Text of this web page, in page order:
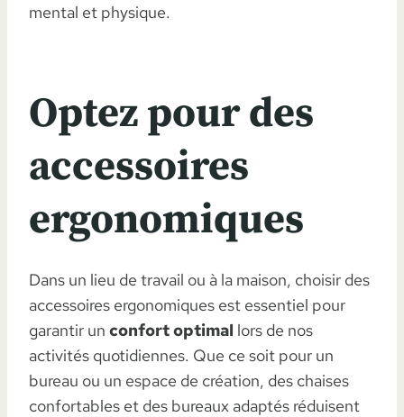
mental et physique.
Optez pour des
accessoires
ergonomiques
Dans un lieu de travail ou à la maison, choisir des
accessoires ergonomiques est essentiel pour
garantir un confort optimal lors de nos
activités quotidiennes. Que ce soit pour un
bureau ou un espace de création, des chaises
confortables et des bureaux adaptés réduisent